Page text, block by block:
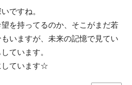
ですね。
を持ってるのか、そこがまだ若
いますが、未来の記憶で見てい
ています。
しています☆